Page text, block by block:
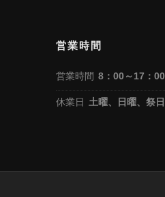
営業時間
営業時間 8：00～17：00
休業日 土曜、日曜、祭日